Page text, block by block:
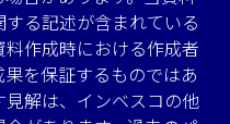
る記述が含まれている
作成時における作成者
を保証するものではあ
解は、インベスコの他